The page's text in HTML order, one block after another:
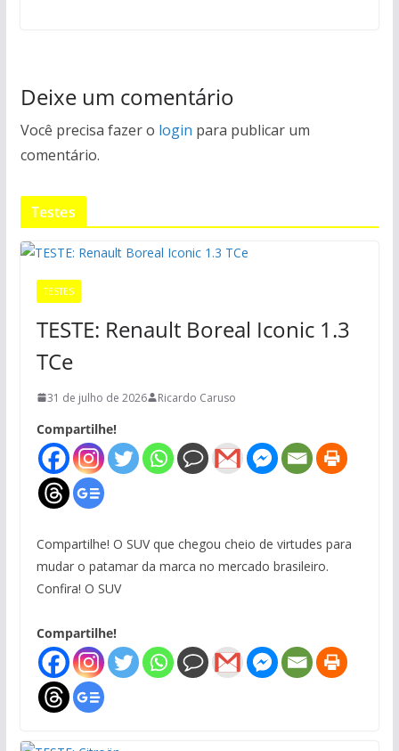
Deixe um comentário
Você precisa fazer o login para publicar um
comentário.
Testes
TESTES
TESTE: Renault Boreal Iconic 1.3
TCe
31 de julho de 2026 Ricardo Caruso
Compartilhe!
Compartilhe! O SUV que chegou cheio de virtudes para
mudar o patamar da marca no mercado brasileiro.
Confira! O SUV
Compartilhe!